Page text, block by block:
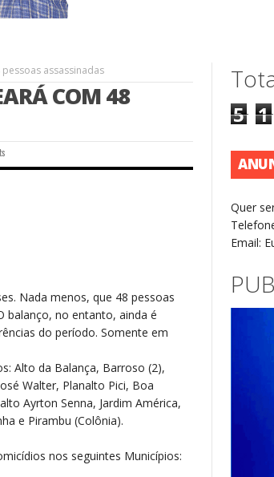
assassinadas
COM 48
Nada menos, que 48 pessoas
balanço, no entanto, ainda é
do período. Somente em
Alto da Balança, Barroso (2),
Walter, Planalto Pici, Boa
Ayrton Senna, Jardim América,
e Pirambu (Colônia).
nos seguintes Municípios:
5 1
Quer
Email: